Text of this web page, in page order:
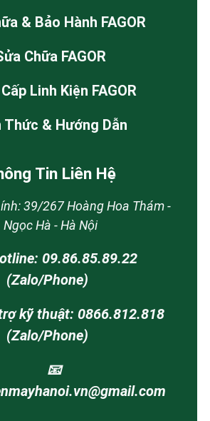
& Bảo Hành FAGOR
Chữa FAGOR
Linh Kiện FAGOR
Thức & Hướng Dẫn
Tin Liên Hệ
39/267 Hoàng Hoa Thám -
Ngọc Hà - Hà Nội
09.86.85.89.22
(Zalo/Phone)
kỹ thuật: 0866.812.818
(Zalo/Phone)
📧